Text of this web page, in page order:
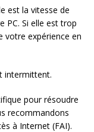
est la vitesse de
PC. Si elle est trop
votre expérience en
intermittent.
pour résoudre
recommandons
à Internet (FAI).